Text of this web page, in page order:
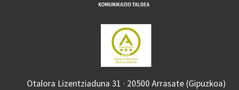
Otalora Lizentziaduna 31 · 20500 Arrasate (Gipuzkoa)